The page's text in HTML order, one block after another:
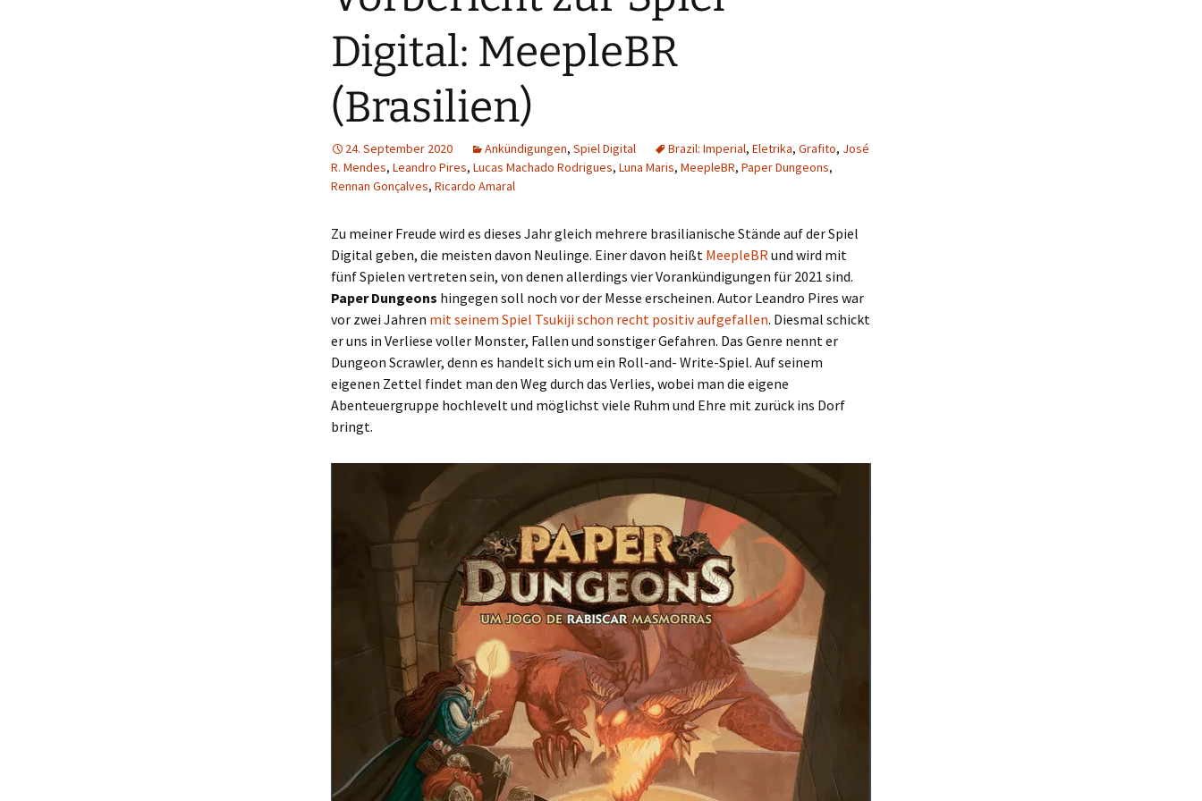
Verlagsliste Costa Rica
Verlagsliste Guatemala
Verlagsliste Mexiko
Verlagsliste Peru
Verlagsliste Uruguay
Verlagsliste Venezuela
Topfrosch
Tricky Bid
Unmöglich!?/Débrouille-
toi!
Digital: MeepleBR
(Brasilien)
24. September 2020 Ankündigungen, Spiel Digital Brazil: Imperial, Eletrika, Grafito, José
R. Mendes, Leandro Pires, Lucas Machado Rodrigues, Luna Maris, MeepleBR, Paper Dungeons,
Rennan Gonçalves, Ricardo Amaral
Zu meiner Freude wird es dieses Jahr gleich mehrere brasilianische Stände auf der Spiel
Digital geben, die meisten davon Neulinge. Einer davon heißt MeepleBRund wird mit
fünf Spielen vertreten sein, von denen allerdings vier Vorankündigungen für 2021 sind.
Paper Dungeons hingegen soll noch vor der Messe erscheinen. Autor Leandro Pires war
vor zwei Jahren mit seinem Spiel Tsukiji schon recht positiv aufgefallen. Diesmal schickt
er uns in Verliese voller Monster, Fallen und sonstiger Gefahren. Das Genre nennt er
Dungeon Scrawler, denn es handelt sich um ein Roll-and- Write-Spiel. Auf seinem
eigenen Zettel findet man den Weg durch das Verlies, wobei man die eigene
Abenteuergruppe hochlevelt und möglichst viele Ruhm und Ehre mit zurück ins Dorf
bringt.